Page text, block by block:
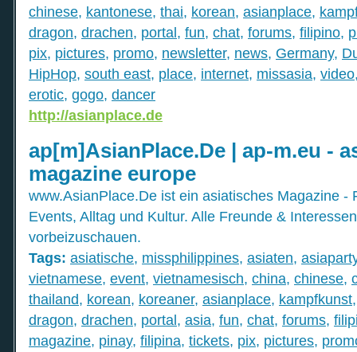
chinese, kantonese, thai, korean, asianplace,
dragon, drachen, portal, fun, chat, forums, filipino,
pix, pictures, promo, newsletter, news, Germany,
HipHop, south east, place, internet, missasia, video
erotic, gogo, dancer
http://asianplace.de
ap[m]AsianPlace.De | ap-m.eu -
magazine europe
www.AsianPlace.De ist ein asiatisches Magazine -
Events, Alltag und Kultur. Alle Freunde &
vorbeizuschauen.
Tags: asiatische, missphilippines, asiaten,
vietnamese, event, vietnamesisch, china, chinese,
thailand, korean, koreaner, asianplace, kampfkunst
dragon, drachen, portal, asia, fun, chat, forums,
magazine, pinay, filipina, tickets, pix, pictures,